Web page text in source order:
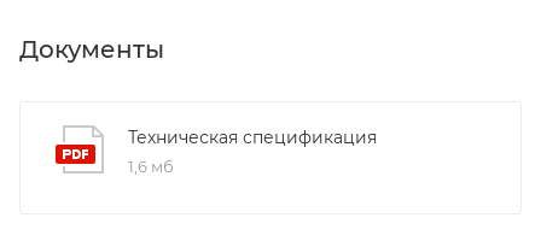
Документы
Техническая спецификация
1,6 мб